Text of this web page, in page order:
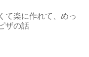
て楽に作れて、めっ
ザの話